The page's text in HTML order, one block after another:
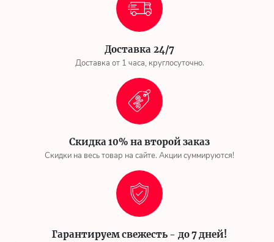
Доставка 24/7
Доставка от 1 часа, круглосуточно.
Скидка 10% на второй заказ
Скидки на весь товар на сайте. Акции суммируются!
Гарантируем свежесть - до 7 дней!